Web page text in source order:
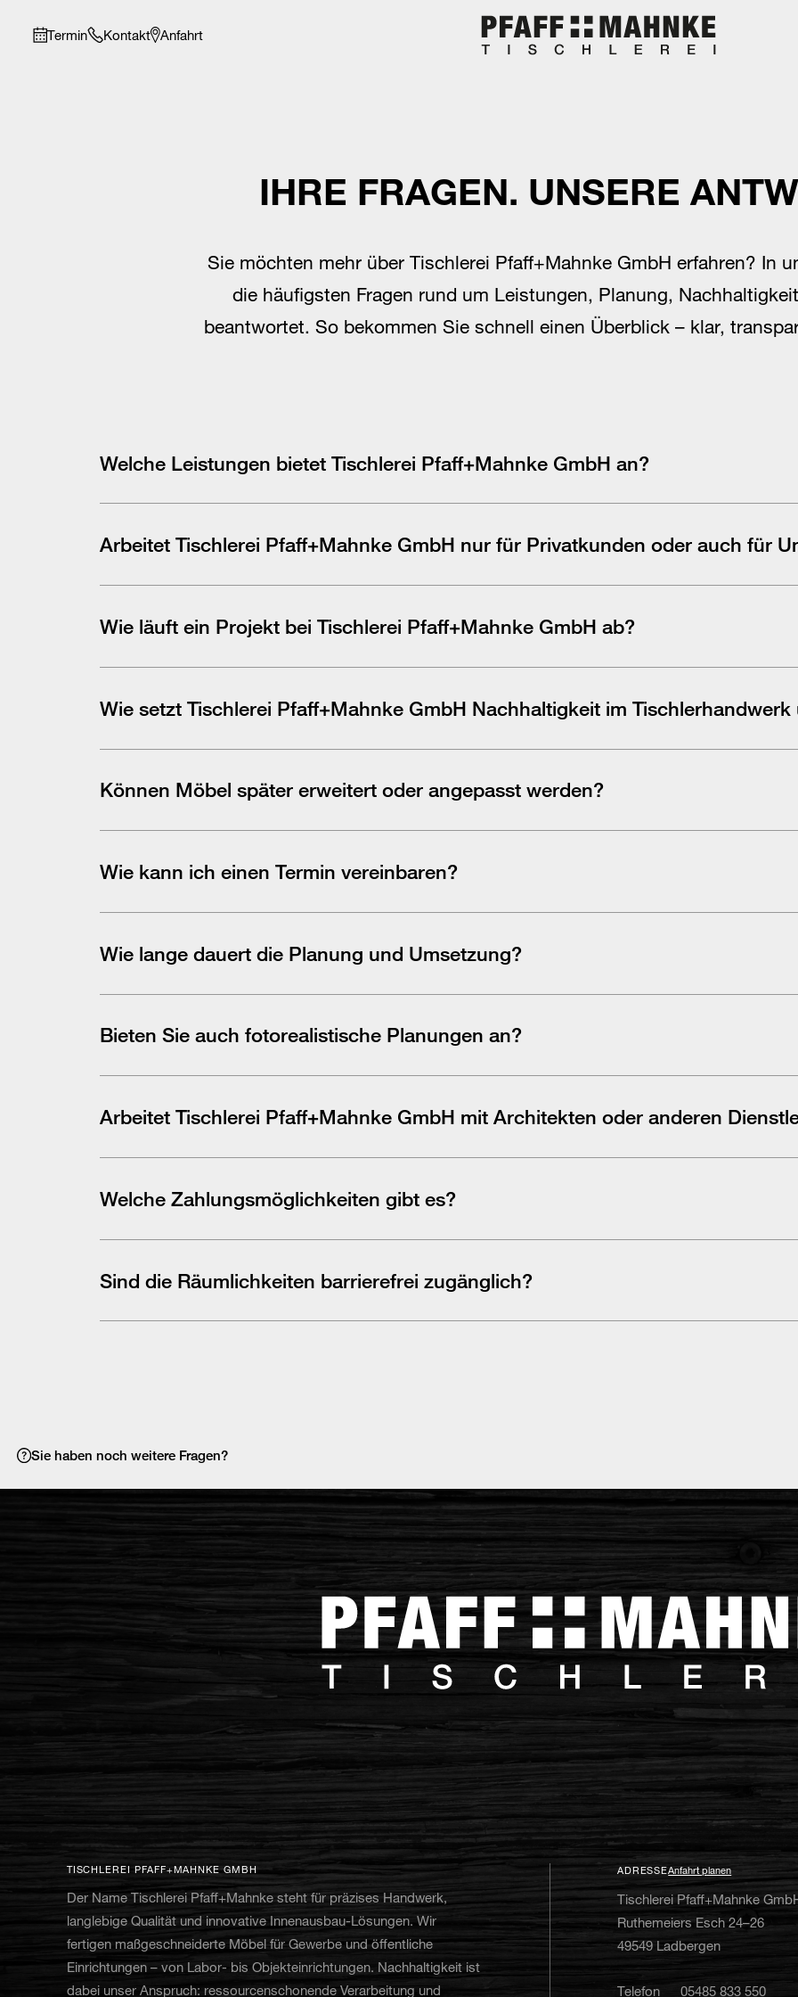
Termin Kontakt Anfahrt
IHRE FRAGEN. UNSERE
Sie möchten mehr überTischlerei Pfaff+Mahnke GmbH erfahren? In
die häufigsten Fragen rund um Leistungen, Planung,
beantwortet. So bekommen Sie schnell einen Überblick – klar,
Welche Leistungen bietet Tischlerei Pfaff+Mahnke GmbH an?
Wir planen und realisieren individuellen Möbelbau, Innenausbau, Serienfertigung bis 100 Stück sowie Labor- und
Arbeitet Tischlerei Pfaff+Mahnke GmbH nur für Privatkunden oder auch für
Unser Schwerpunkt liegt auf gewerblichen Kunden, z. B. Labore, Kliniken, Praxen und Objekteinrichtungen. Wir
Wie läuft ein Projekt bei Tischlerei Pfaff+Mahnke GmbH ab?
Nach Ihrer Anfrage vereinbaren wir ein Beratungsgespräch. Anschließend erstellen wir eine Planung, auf Wunsch mit
Wie setzt Tischlerei Pfaff+Mahnke GmbH Nachhaltigkeit im Tischlerhandwerk
Wir arbeiten ressourcenschonend, nutzen Materialien mehrfach und achten schon in der Planung auf
Können Möbel später erweitert oder angepasst werden?
Ja. Viele unserer Möbel sind modular aufgebaut und lassen sich an neue Lebens- und Arbeitssituationen anpassen.
Wie kann ich einen Termin vereinbaren?
Sie können direkt über unser Formular oder per Online-Terminbuchung einen Ersttermin wählen. Alternativ stehen wir
Wie lange dauert die Planung und Umsetzung?
Das hängt vom Projektumfang ab. Kleinere Projekte sind oft innerhalb weniger Wochen abgeschlossen, größere
Bieten Sie auch fotorealistische Planungen an?
Ja, wir erstellen fotorealistische Visualisierungen, damit Sie Ihr Projekt schon vor der Umsetzung sehen können.
Arbeitet Tischlerei Pfaff+Mahnke GmbH mit Architekten oder anderen
Ja, wir stimmen uns eng mit Architekten und weiteren Gewerken ab, damit Ihr Projekt reibungslos umgesetzt wird.
Welche Zahlungsmöglichkeiten gibt es?
Wir bieten nach Absprache verschiedene Zahlungsmodalitäten, primär Zahlung via Rechnung.
Sind die Räumlichkeiten barrierefrei zugänglich?
Ja, unsere Werkstatt in Ladbergen ist barrierefrei zugänglich.
Sie haben noch weitere Fragen?
TISCHLEREI PFAFF+MAHNKE GMBH
Der Name Tischlerei Pfaff+Mahnke steht für präzises Handwerk,
langlebige Qualität und innovative Innenausbau-Lösungen. Wir
fertigen maßgeschneiderte Möbel für Gewerbe und öffentliche
Einrichtungen – von Labor- bis Objekteinrichtungen. Nachhaltigkeit ist
dabei unser Anspruch: ressourcenschonende Verarbeitung und
ADRESSEAnfahrt planen
Tischlerei Pfaff+Mahnke
Ruthemeiers Esch 24–26
49549 Ladbergen
Telefon 05485 833 550